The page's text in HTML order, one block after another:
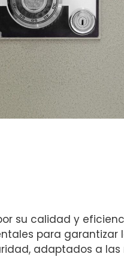
su calidad y
para garantizar
adaptados a